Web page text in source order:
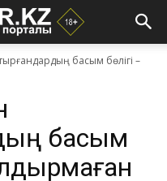
басым бөлігі –
басым